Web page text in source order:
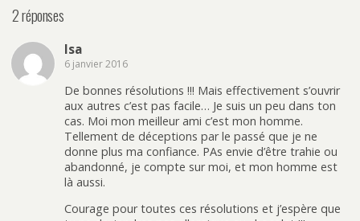
2 réponses
Isa
6 janvier 2016
De bonnes résolutions !!! Mais effectivement s’ouvrir
aux autres c’est pas facile… Je suis un peu dans ton
cas. Moi mon meilleur ami c’est mon homme.
Tellement de déceptions par le passé que je ne
donne plus ma confiance. PAs envie d’être trahie ou
abandonné, je compte sur moi, et mon homme est
là aussi.
Courage pour toutes ces résolutions et j’espère que